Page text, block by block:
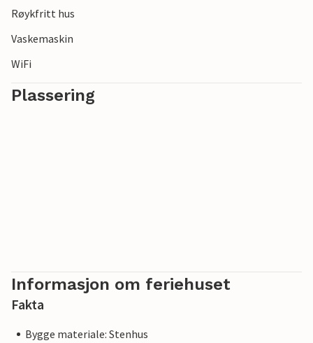
Røykfritt hus
Vaskemaskin
WiFi
Plassering
Informasjon om feriehuset
Fakta
Bygge materiale: Stenhus